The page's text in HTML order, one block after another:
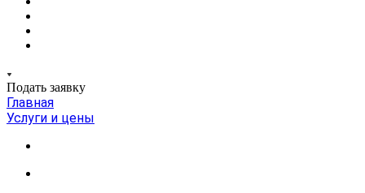
Подать заявку
Главная
Услуги и цены